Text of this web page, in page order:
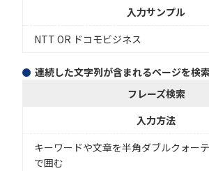
入力サンプル
NTT OR ドコモビジネス
連続した文字列が含まれるページを検
フレーズ検索
入力方法
キーワードや文章を半角ダブルクォー
で囲む